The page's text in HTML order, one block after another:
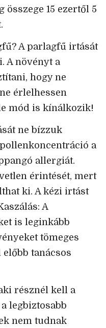
összege 15 ezertől 5
A parlagfű irtását
A növényt a
hogy ne
érlelhessen
mód is kínálkozik!
ne bízzuk
a
allergiát.
érintését, mert
ki. A kézi irtást
A
is leginkább
tömeges
tanácsos
résznél kell a
legbiztosabb
nem tudnak